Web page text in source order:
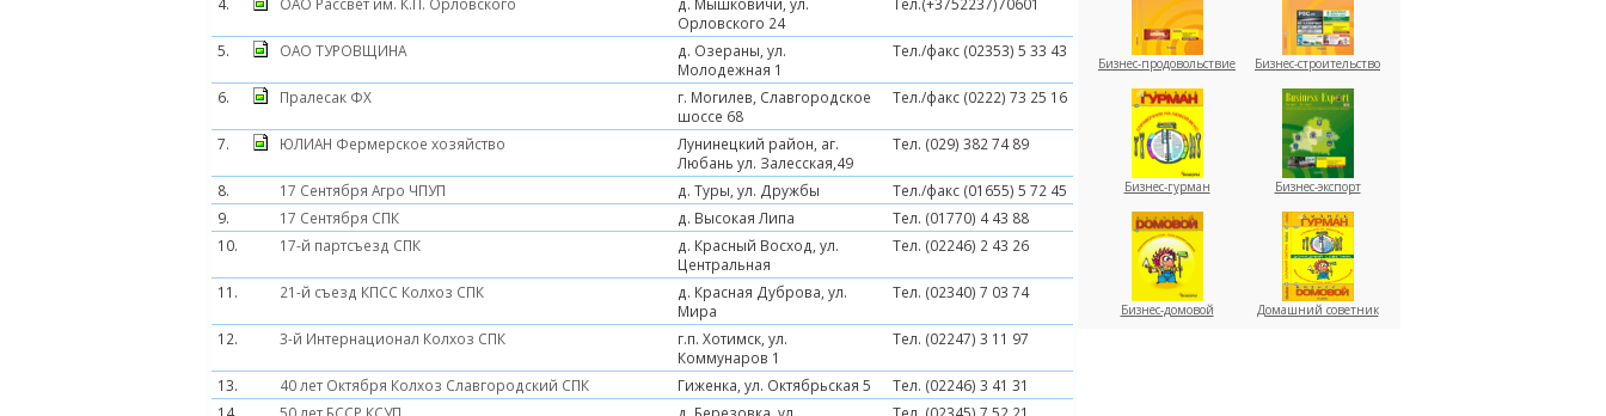
Орловского 24
5. ОАО ТУРОВЩИНА
д. Озераны, ул.
Молодежная 1
Тел./факс (02353) 5 33 43
6. Пралесак ФХ
г. Могилев, Славгородское
шоссе 68
Тел./факс (0222) 73 25 16
7. ЮЛИАН Фермерское хозяйство
Лунинецкий район, аг.
Любань ул. Залесская,49
Тел. (029) 382 74 89
8. 17 Сентября Агро ЧПУП д. Туры, ул. Дружбы
Тел./факс (01655) 5 72 45
9.
17 Сентября СПК д. Высокая Липа
Тел. (01770) 4 43 88
10.
17-й партсъезд СПК
д. Красный Восход, ул.
Центральная
Тел. (02246) 2 43 26
11. 21-й съезд КПСС Колхоз СПК
д. Красная Дуброва, ул.
Мира
Тел. (02340) 7 03 74
12. 3-й Интернационал Колхоз СПК
г.п. Хотимск, ул.
Коммунаров 1
Тел. (02247) 3 11 97
13. 40 лет Октября Колхоз Славгородский СПК Гиженка, ул. Октябрьская 5
Тел. (02246) 3 41 31
Бизнес-продовольствие Бизнес-строительство
Бизнес-гурман Бизнес-экспорт
Бизнес-домовой Домашний советник